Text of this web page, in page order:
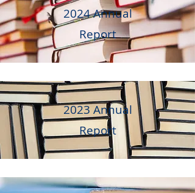
2024 Annual
Report
2023 Annual
Report